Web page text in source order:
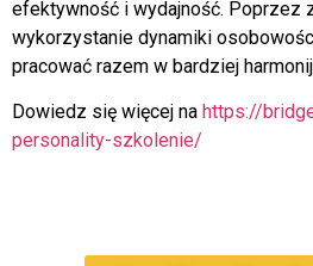
efektywność i wydajność. Poprzez
wykorzystanie dynamiki
pracować razem w bardziej
Dowiedz się więcej na https://
personality-szkolenie/